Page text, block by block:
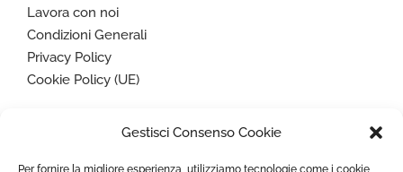
Gestisci Consenso Cookie
Per fornire la migliore esperienza, utilizziamo tecnologie come i cookie
Lavora con noi
Condizioni Generali
Privacy Policy
Cookie Policy (UE)